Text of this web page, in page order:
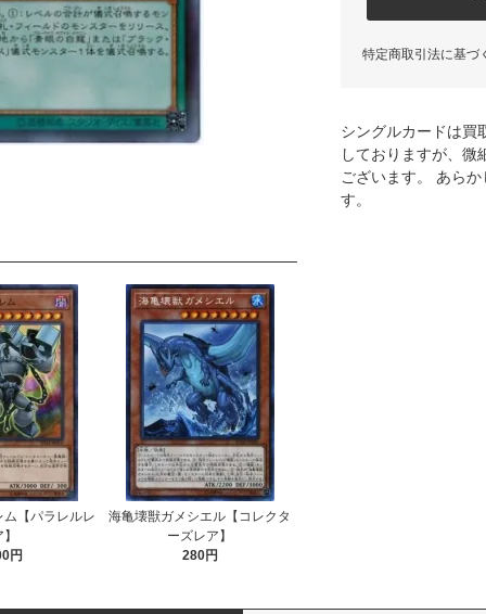
ム【パラレルレ
円
海亀壊獣ガメシエル【コレクタ
ーズレア】
280円
特定商取引法に基づ
シングルカードは買
しておりますが、微
ございます。 あら
す。